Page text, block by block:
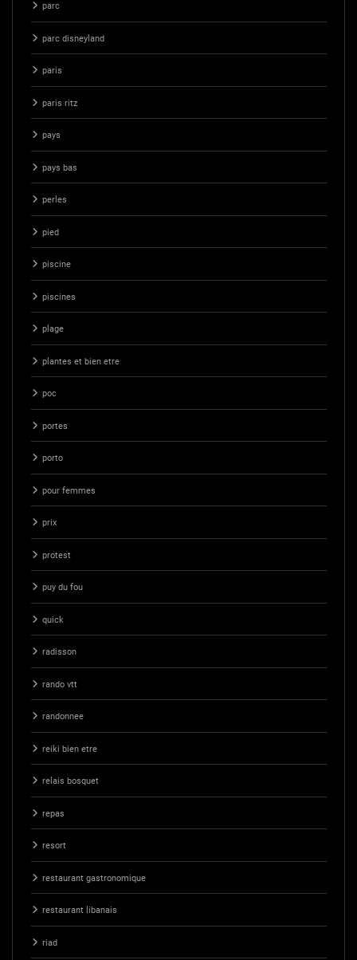
parc
parc disneyland
paris
paris ritz
pays
pays bas
perles
pied
piscine
piscines
plage
plantes et bien etre
poc
portes
porto
pour femmes
prix
protest
puy du fou
quick
radisson
rando vtt
randonnee
reiki bien etre
relais bosquet
repas
resort
restaurant gastronomique
restaurant libanais
riad